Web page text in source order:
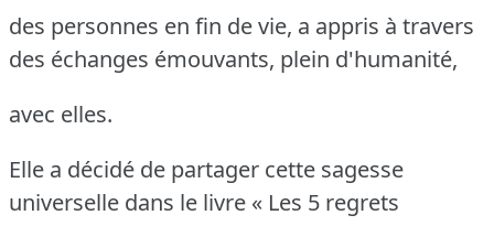
des personnes en fin de vie, a appris à travers
des échanges émouvants, plein d'humanité,
avec elles.
Elle a décidé de partager cette sagesse
universelle dans le livre « Les 5 regrets